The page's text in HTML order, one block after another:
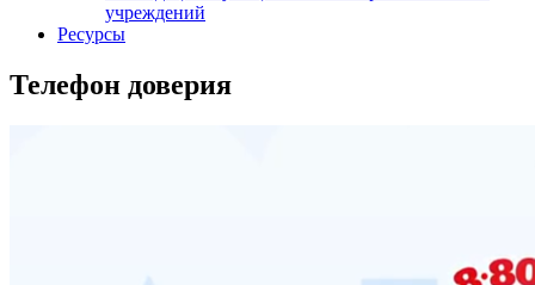
учреждений
Ресурсы
Телефон доверия